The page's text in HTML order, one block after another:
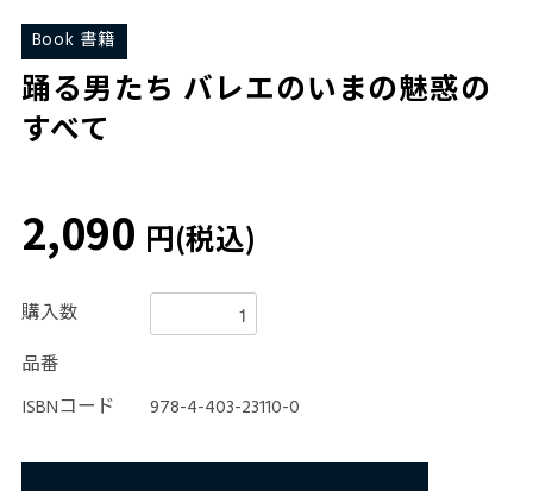
Book 書籍
踊る男たち バレエのいまの魅惑の
すべて
2,090 円(税込)
購入数
品番
ISBNコード
978-4-403-23110-0